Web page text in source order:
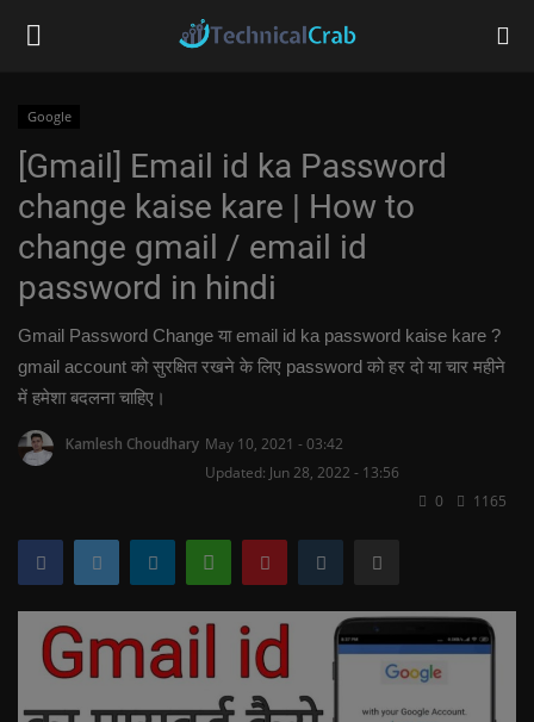
Home
Technology
Banking
Tips & Tricks
Social Media
Questions
Google
[Gmail] Email id ka Password
change kaise kare | How to
change gmail / email id
password in hindi
Gmail Password Change या email id ka password kaise kare ?
gmail account को सुरक्षित रखने के लिए password को हर दो या चार महीने
में हमेशा बदलना चाहिए।
Kamlesh Choudhary May 10, 2021 - 03:42
Updated: Jun 28, 2022 - 13:56
0
1165